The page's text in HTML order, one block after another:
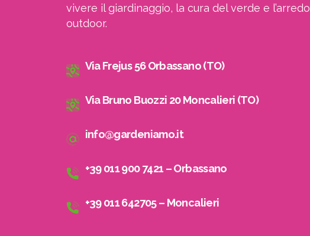
vivere il giardinaggio, la cura del verde e l’arredo
outdoor.
Via Frejus 56 Orbassano (TO)
Via Bruno Buozzi 20 Moncalieri (TO)
info@gardeniamo.it
+39 011 900 7421 – Orbassano
+39 011 642705 – Moncalieri